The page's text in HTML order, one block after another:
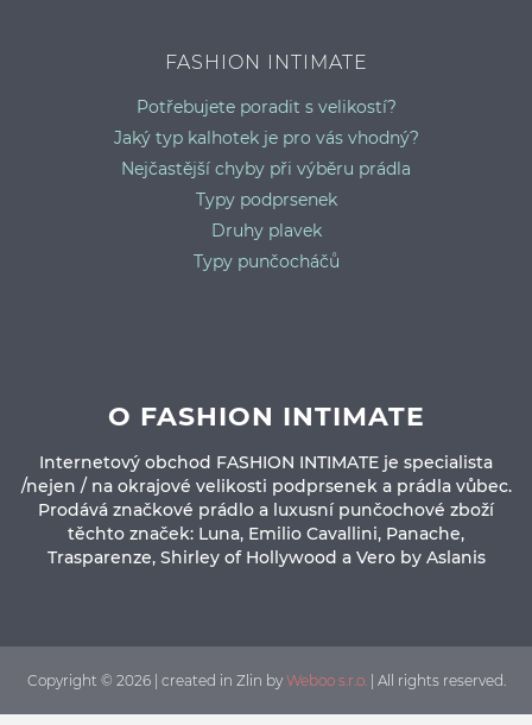
FASHION INTIMATE
Potřebujete poradit s velikostí?
Jaký typ kalhotek je pro vás vhodný?
Nejčastější chyby při výběru prádla
Typy podprsenek
Druhy plavek
Typy punčocháčů
O FASHION INTIMATE
Internetový obchod FASHION INTIMATE je specialista
/nejen / na okrajové velikosti podprsenek a prádla vůbec.
Prodává značkové prádlo a luxusní punčochové zboží
těchto značek: Luna, Emilio Cavallini, Panache,
Trasparenze, Shirley of Hollywood a Vero by Aslanis
Copyright © 2026 | created in Zlin by Weboo s.r.o. | All rights reserved.